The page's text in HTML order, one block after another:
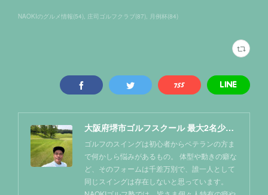
NAOKIのグルメ情報(54) 庄司ゴルフクラブ(87) 月例杯(84)
大阪府堺市ゴルフスクール 最大2名少人数レッスン NAOKIゴルフ塾
ゴルフのスイングは初心者からベテランの方ま
で何かしら悩みがあるもの。 体型や動きの癖な
ど、そのフォームは千差万別で、誰一人として
同じスイングは存在しないと思っています。